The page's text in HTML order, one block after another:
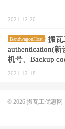
2021-12-20
BandwagonHost
搬瓦
authentication(
机号、Backup
2021-12-18
© 2026 搬瓦工优惠网